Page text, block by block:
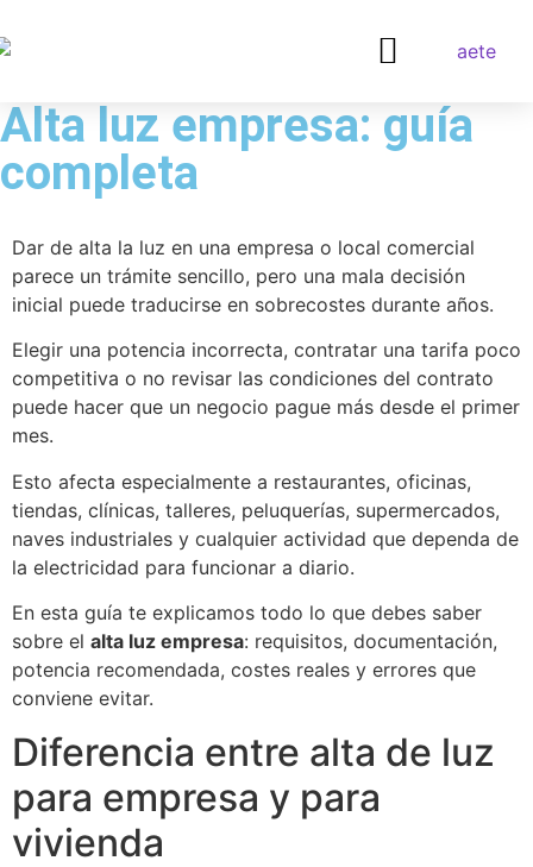
Alta luz empresa: guía
completa
Dar de alta la luz en una empresa o local comercial
parece un trámite sencillo, pero una mala decisión
inicial puede traducirse en sobrecostes durante años.
Elegir una potencia incorrecta, contratar una tarifa poco
competitiva o no revisar las condiciones del contrato
puede hacer que un negocio pague más desde el primer
mes.
Esto afecta especialmente a restaurantes, oficinas,
tiendas, clínicas, talleres, peluquerías, supermercados,
naves industriales y cualquier actividad que dependa de
la electricidad para funcionar a diario.
En esta guía te explicamos todo lo que debes saber
sobre el alta luz empresa: requisitos, documentación,
potencia recomendada, costes reales y errores que
conviene evitar.
Diferencia entre alta de luz
para empresa y para
vivienda